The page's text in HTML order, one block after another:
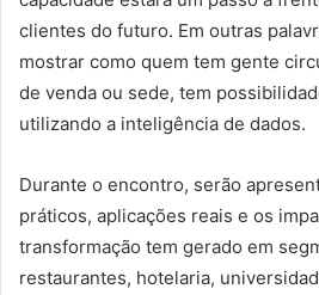
clientes do futuro. Em outras
mostrar como quem tem gente
de venda ou sede, tem
utilizando a inteligência de dados.
Durante o encontro, serão
práticos, aplicações reais e os
transformação tem gerado em
restaurantes, hotelaria,